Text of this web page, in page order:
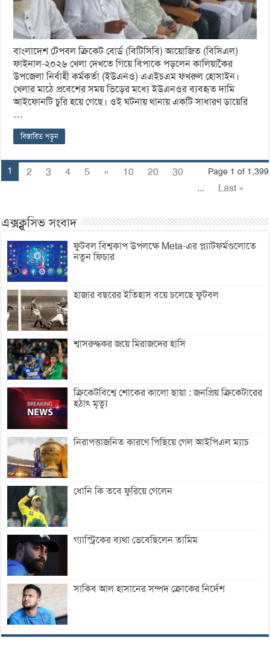
বাংলাদেশ টেপবল ক্রিকেট বোর্ড (বিটিসিবি) আয়োজিত (বিসিএল)
ফাইনাল-২০২৬ খেলা দেখতে গিয়ে বিপাকে পড়লেন কালিয়াকৈর
উপজেলা নির্বাহী কর্মকর্তা (ইউএনও) এএইচএম ফখরুল হোসাইন।
খেলার মাঠে প্রবেশের সময় ভিড়ের মধ্যে ইউএনওর ব্যবহৃত দামি
আইফোনটি চুরি হয়ে গেছে। ওই ঘটনায় থানায় একটি সাধারণ ডায়েরি
…
বিস্তারিত পড়ুন
Page 1 of 1,399
1 2 3 4 5 » 10 20
30
...
Last »
এক্সক্লুসিভ সংবাদ
ফুটবল বিশ্বকাপ উপলক্ষে Meta-এর প্ল্যাটফর্মগুলোতে
নতুন ফিচার
হাজার বছরের ইতিহাস বয়ে চলেছে ফুটবল
শ্বাসরুদ্ধকর জয়ে মিরাজদের হাসি
ক্রিকেটবিশ্বে শোকের কালো ছায়া : জনপ্রিয় ক্রিকেটারের
হঠাৎ মৃত্যু
নিরাপত্তাজনিত কারণে পিছিয়ে গেল আইপিএল ম্যাচ
ধোনি কি তবে ফুরিয়ে গেলেন
গ্যাস্ট্রিকের ব্যথা ভেবেছিলেন তামিম
সাকিব আল হাসানের সম্পদ ক্রোকের নির্দেশ